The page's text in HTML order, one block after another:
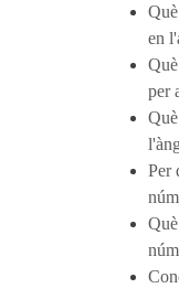
en
per
Per